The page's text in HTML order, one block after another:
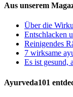
Aus unserem
Über die
Entschlacken
Reinigendes
7 wirksame
Es ist gesund,
Ayurveda101